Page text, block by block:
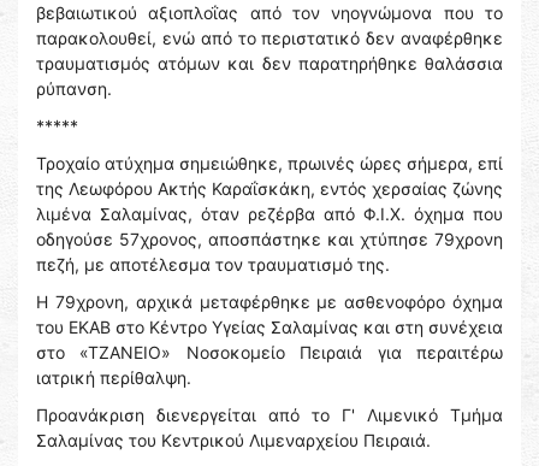
βεβαιωτικού αξιοπλοΐας από τον νηογνώμονα που το
παρακολουθεί, ενώ από το περιστατικό δεν αναφέρθηκε
τραυματισμός ατόμων και δεν παρατηρήθηκε θαλάσσια
ρύπανση.
*****
Τροχαίο ατύχημα σημειώθηκε, πρωινές ώρες σήμερα, επί
της Λεωφόρου Ακτής Καραΐσκάκη, εντός χερσαίας ζώνης
λιμένα Σαλαμίνας, όταν ρεζέρβα από Φ.Ι.Χ. όχημα που
οδηγούσε 57χρονος, αποσπάστηκε και χτύπησε 79χρονη
πεζή, με αποτέλεσμα τον τραυματισμό της.
Η 79χρονη, αρχικά μεταφέρθηκε με ασθενοφόρο όχημα
του ΕΚΑΒ στο Κέντρο Υγείας Σαλαμίνας και στη συνέχεια
στο «ΤΖΑΝΕΙΟ» Νοσοκομείο Πειραιά για περαιτέρω
ιατρική περίθαλψη.
Προανάκριση διενεργείται από το Γ' Λιμενικό Τμήμα
Σαλαμίνας του Κεντρικού Λιμεναρχείου Πειραιά.